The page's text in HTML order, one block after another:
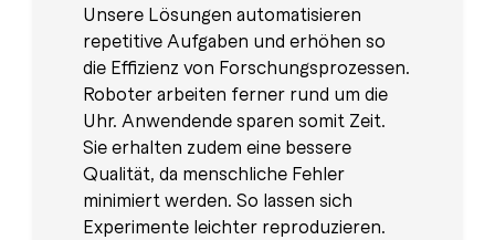
Unsere Lösungen automatisieren
repetitive Aufgaben und erhöhen so
die Effizienz von Forschungsprozessen.
Roboter arbeiten ferner rund um die
Uhr. Anwendende sparen somit Zeit.
Sie erhalten zudem eine bessere
Qualität, da menschliche Fehler
minimiert werden. So lassen sich
Experimente leichter reproduzieren.